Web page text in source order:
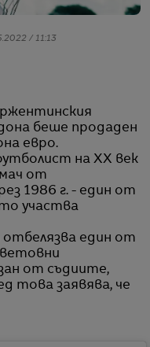
/ 11:13
беше продаден
евро.
на XX век
от
1986 г. - един от
участва
един от
от съдиите,
това заявява, че